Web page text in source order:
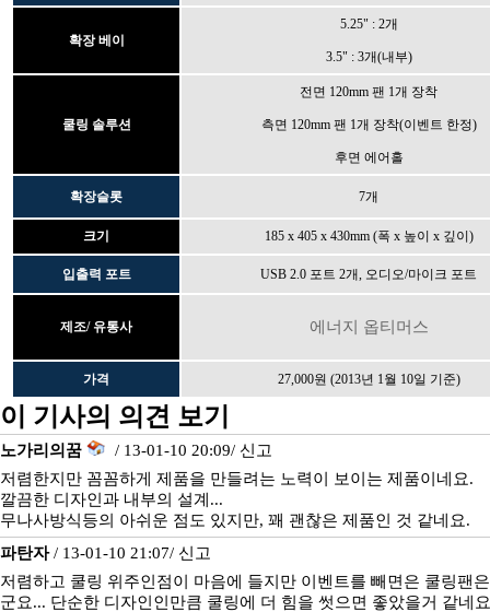
확장 베이
5.25" : 2개
3.5" : 3개(내부)
쿨링 솔루션
전면 120mm 팬 1개 장착
측면 120mm 팬 1개 장착(이벤트 한정)
후면 에어홀
확장슬롯 7개
크기 185 x 405 x 430mm (폭 x 높이 x 깊이)
입출력 포트 USB 2.0 포트 2개, 오디오/마이크 포트
제조/ 유통사 에너지 옵티머스
가격 27,000원 (2013년 1월 10일 기준)
이 기사의 의견 보기
노가리의꿈 / 13-01-10 20:09/ 신고
저렴한지만 꼼꼼하게 제품을 만들려는 노력이 보이는 제품이네요.
깔끔한 디자인과 내부의 설계...
무나사방식등의 아쉬운 점도 있지만, 꽤 괜찮은 제품인 것 같네요.
파탄자/ 13-01-10 21:07/ 신고
저렴하고 쿨링 위주인점이 마음에 들지만 이벤트를 빼면은 쿨링팬
군요... 단순한 디자인인만큼 쿨링에 더 힘을 썻으면 좋았을거 같네